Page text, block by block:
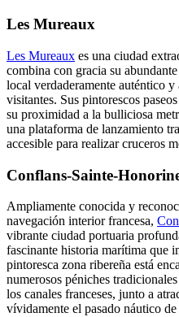
Les Mureaux
Les Mureaux es una ciudad
combina con gracia su
local verdaderamente auténtico y
visitantes. Sus pintorescos
su proximidad a la bulliciosa
una plataforma de lanzamiento
accesible para realizar cruceros
Conflans-Sainte-
Ampliamente conocida y
navegación interior francesa,
vibrante ciudad portuaria
fascinante historia marítima que
pintoresca zona ribereña está
numerosos péniches
los canales franceses, junto a
vívidamente el pasado náutico